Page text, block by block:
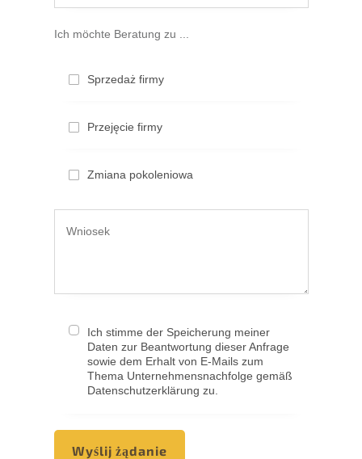
Ich möchte Beratung zu ...
Sprzedaż firmy
Przejęcie firmy
Zmiana pokoleniowa
Ich stimme der Speicherung meiner
Daten zur Beantwortung dieser Anfrage
sowie dem Erhalt von E-Mails zum
Thema Unternehmensnachfolge gemäß
Datenschutzerklärung zu.
Wyślij żądanie